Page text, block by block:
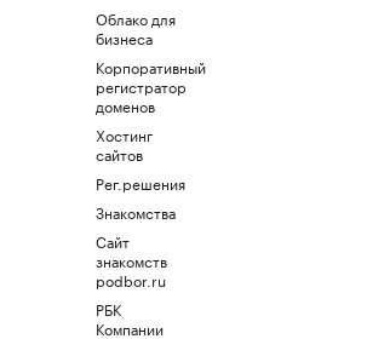
Облако для
бизнеса
Корпоративный
регистратор
доменов
Хостинг
сайтов
Рег.решения
Знакомства
Сайт
знакомств
podbor.ru
РБК
Компании